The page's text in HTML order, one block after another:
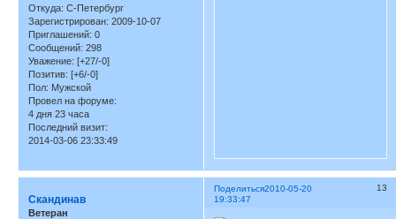
Откуда: С-Петербург
Зарегистрирован: 2009-10-07
Приглашений: 0
Сообщений: 298
Уважение: [+27/-0]
Позитив: [+6/-0]
Пол: Мужской
Провел на форуме:
4 дня 23 часа
Последний визит:
2014-03-06 23:33:49
Поделиться 13
2010-05-20
19:33:47
Скандинав
Ветеран